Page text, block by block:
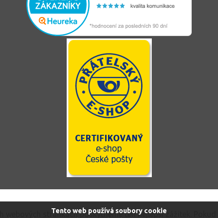
Tento web používá soubory cookie
webových stránkách poskytneme ten nejlepší zážitek.